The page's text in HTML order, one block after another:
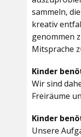
sammeln,
kreativ
genommen
Mitsprache
Kinder
Wir sind
Freiräume
Kinder
Unsere